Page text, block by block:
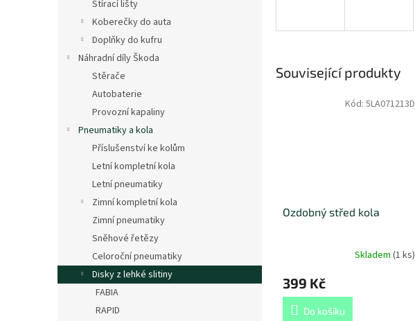
Stírací lišty
Koberečky do auta
Doplňky do kufru
Náhradní díly Škoda
Stěrače
Autobaterie
Provozní kapaliny
Pneumatiky a kola
Příslušenství ke kolům
Letní kompletní kola
Letní pneumatiky
Zimní kompletní kola
Zimní pneumatiky
Sněhové řetězy
Celoroční pneumatiky
Disky z lehké slitiny
FABIA
RAPID
Související produkty
Ozdobný střed kola
Skladem (1 ks)
399 Kč
Do košíku
Kód: 5LA071213D